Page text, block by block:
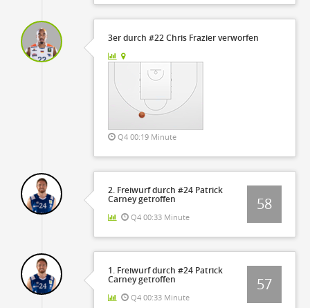
3er durch #22 Chris Frazier verworfen
Q4 00:19 Minute
2. Freiwurf durch #24 Patrick
Carney getroffen
Q4 00:33 Minute
58
1. Freiwurf durch #24 Patrick
Carney getroffen
Q4 00:33 Minute
57